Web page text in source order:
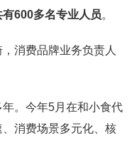
600多名专业人员。
消费品牌业务负责人
。今年5月在和小食代
、消费场景多元化、核